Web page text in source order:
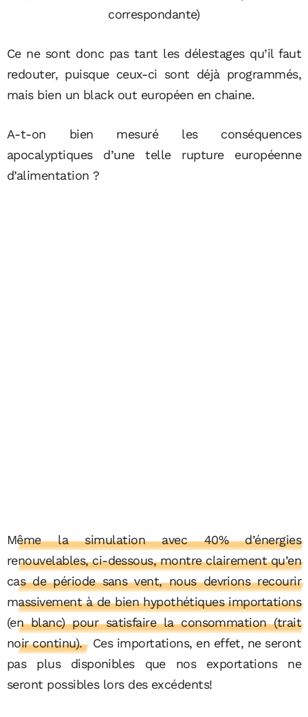
correspondante)
Ce ne sont donc pas tant les délestages qu’il faut
redouter, puisque ceux-ci sont déjà programmés,
mais bien un black out européen en chaine.
A-t-on bien mesuré les conséquences
apocalyptiques d’une telle rupture européenne
d’alimentation ?
Même la simulation avec 40% d’énergies
renouvelables, ci-dessous, montre clairement qu’en
cas de période sans vent, nous devrions recourir
massivement à de bien hypothétiques importations
(en blanc) pour satisfaire la consommation (trait
noir continu). Ces importations, en effet, ne seront
pas plus disponibles que nos exportations ne
seront possibles lors des excédents!